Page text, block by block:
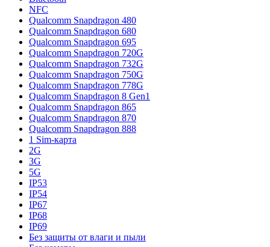
NFC
Qualcomm Snapdragon 480
Qualcomm Snapdragon 680
Qualcomm Snapdragon 695
Qualcomm Snapdragon 720G
Qualcomm Snapdragon 732G
Qualcomm Snapdragon 750G
Qualcomm Snapdragon 778G
Qualcomm Snapdragon 8 Gen1
Qualcomm Snapdragon 865
Qualcomm Snapdragon 870
Qualcomm Snapdragon 888
1 Sim-карта
2G
3G
5G
IP53
IP54
IP67
IP68
IP69
Без защиты от влаги и пыли